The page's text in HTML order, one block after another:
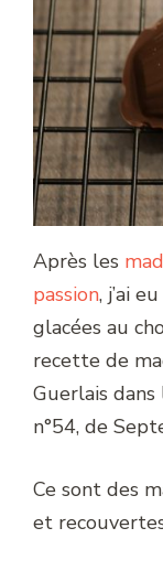
Après les
passion, j’ai
glacées au
recette de
Guerlais
n°54, de
Ce sont des
et